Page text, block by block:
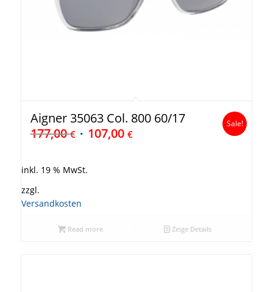
Aigner 35063 Col. 800 60/17
177,00€ 107,00 €
Sale!
inkl. 19 % MwSt.
zzgl.
Versandkosten
Read more Zeige Details